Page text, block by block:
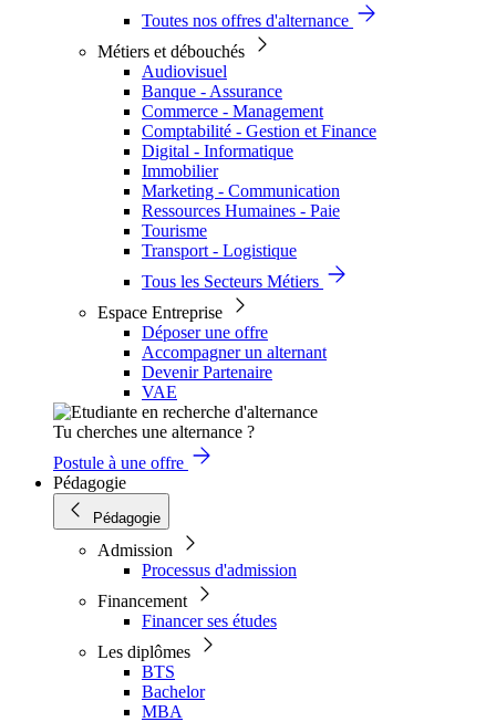
Toutes nos offres d'alternance
Métiers et débouchés
Audiovisuel
Banque - Assurance
Commerce - Management
Comptabilité - Gestion et Finance
Digital - Informatique
Immobilier
Marketing - Communication
Ressources Humaines - Paie
Tourisme
Transport - Logistique
Tous les Secteurs Métiers
Espace Entreprise
Déposer une offre
Accompagner un alternant
Devenir Partenaire
VAE
Tu cherches une alternance ?
Postule à une offre
Pédagogie
Pédagogie
Admission
Processus d'admission
Financement
Financer ses études
Les diplômes
BTS
Bachelor
MBA